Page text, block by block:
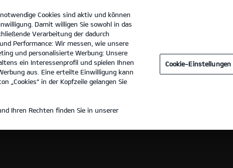
Dürkop GmbH Filiale Hildesheim Tel. :
Daten Preisliste herunterladen
Cookies sind aktiv und können
Damit willigen Sie sowohl in das
Verarbeitung der dadurch
Performance: Wir messen, wie unsere
und personalisierte Werbung: Unsere
ein Interessenprofil und spielen Ihnen
aus. Eine erteilte Einwilligung kann
in der Kopfzeile gelangen Sie
Ihren Rechten finden Sie in unserer
Cookie-Einstellungen